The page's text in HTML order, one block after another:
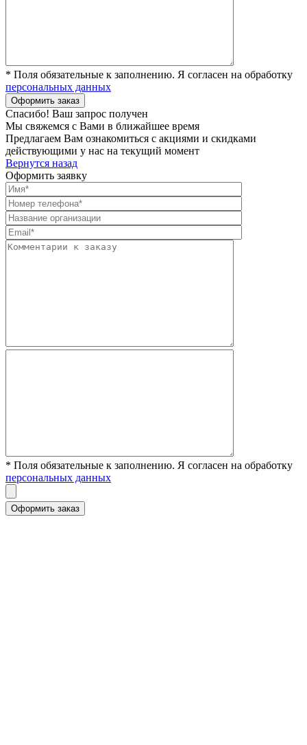
* Поля обязательные к заполнению. Я согласен на обработку
персональных данных
Спасибо! Ваш запрос получен
Мы свяжемся с Вами в ближайшее время
Предлагаем Вам ознакомиться с акциями и скидками
действующими у нас на текущий момент
Вернутся назад
Оформить заявку
* Поля обязательные к заполнению. Я согласен на обработку
персональных данных